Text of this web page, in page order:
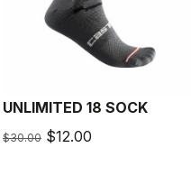
UNLIMITED 18 SOCK
$30.00 $12.00